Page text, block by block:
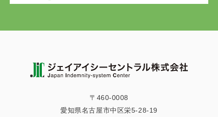
〒460-0008
愛知県名古屋市中区栄5-28-19